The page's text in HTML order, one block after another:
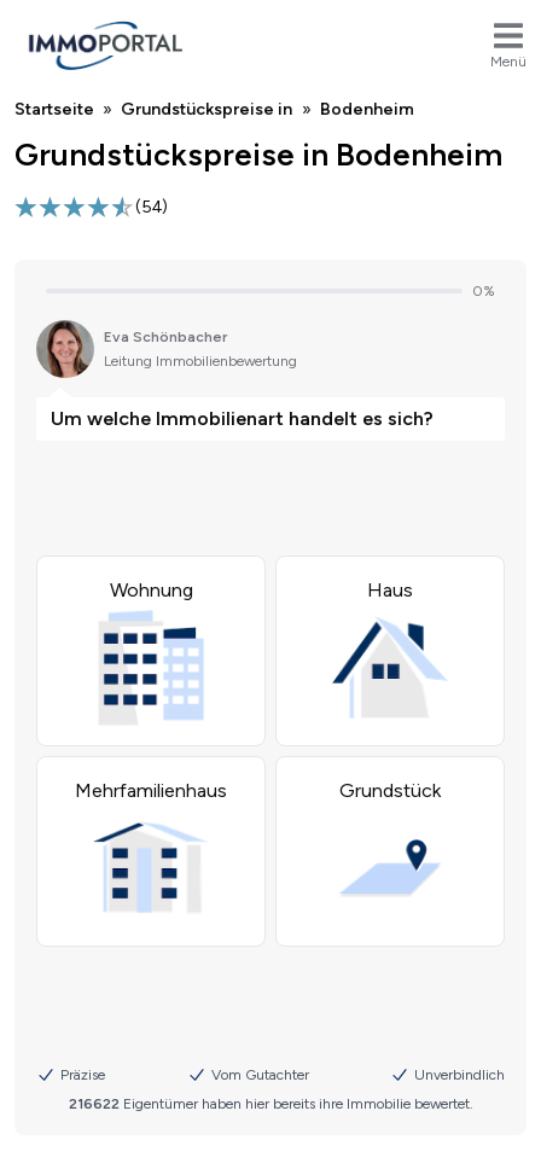
Menü
Breadcrumb
Startseite Grundstückspreise in Bodenheim
Grundstückspreise in Bodenheim
(54)